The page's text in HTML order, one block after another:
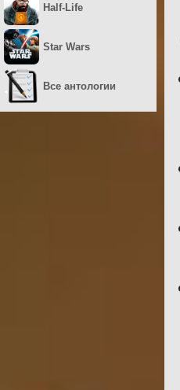
Half-Life
Star Wars
Все антологии